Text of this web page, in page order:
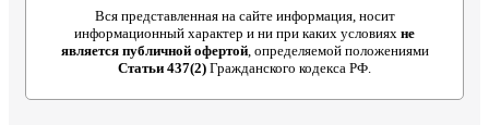
Вся представленная на сайте информация, носит
информационный характер и ни при каких условиях не
является публичной офертой, определяемой положениями
Статьи 437(2) Гражданского кодекса РФ.